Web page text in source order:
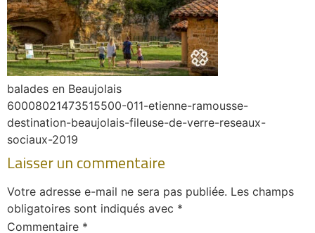
balades en Beaujolais
60008021473515500-011-etienne-ramousse-
destination-beaujolais-fileuse-de-verre-reseaux-
sociaux-2019
Laisser un commentaire
Votre adresse e-mail ne sera pas publiée. Les champs
obligatoires sont indiqués avec *
Commentaire *